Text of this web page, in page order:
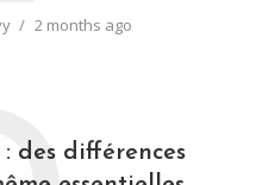
2 months ago
des différences